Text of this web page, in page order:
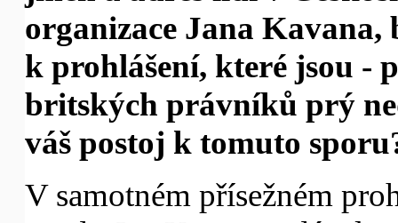
organizace Jana Kavana,
k prohlášení, které jsou -
britských právníků prý
váš postoj k tomuto
V samotném přísežném